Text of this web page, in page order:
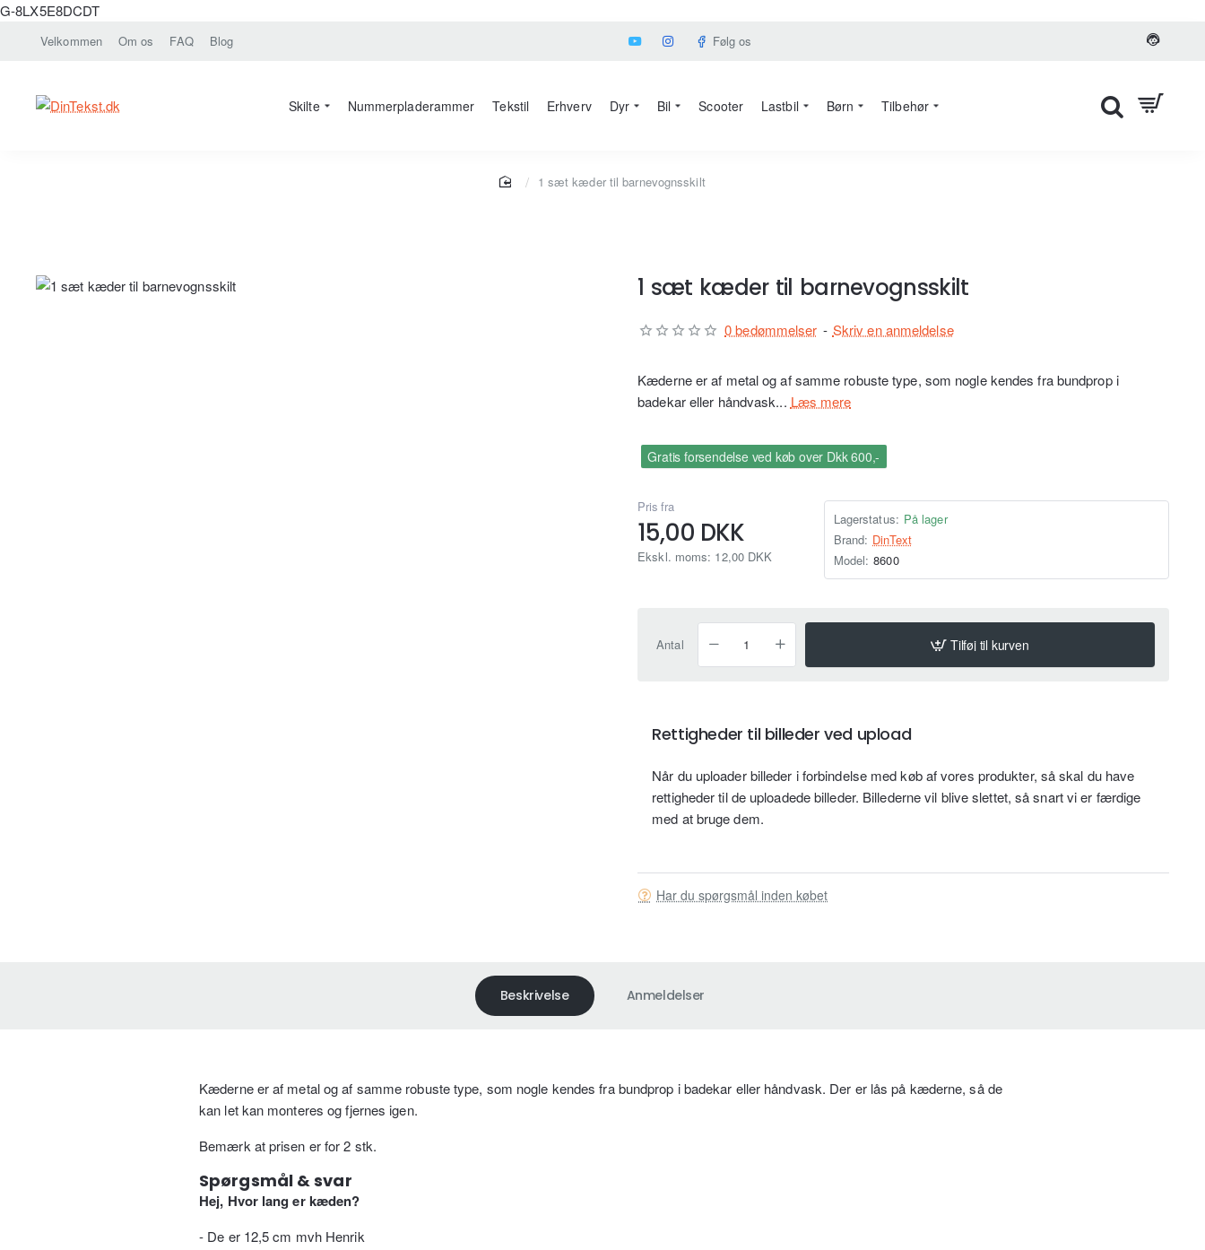
G-8LX5E8DCDT
Velkommen Om os FAQ Blog Følg os
Skilte Nummerpladerammer Tekstil Erhverv Dyr Bil Scooter Lastbil Børn Tilbehør
home1 sæt kæder til barnevognsskilt
1 sæt kæder til barnevognsskilt
Kæderne er af metal og af samme robuste type, som nogle kendes fra bundprop i
badekar eller håndvask... Læs mere
Gratis forsendelse ved køb over Dkk 600,-
0 bedømmelser - Skriv en anmeldelse
Pris fra
15,00 DKK
Ekskl. moms: 12,00 DKK
Lagerstatus: På lager
Brand: DinText
Model: 8600
Antal Tilføj til kurven
Rettigheder til billeder ved upload
Når du uploader billeder i forbindelse med køb af vores produkter, så skal du have
rettigheder til de uploadede billeder. Billederne vil blive slettet, så snart vi er færdige
med at bruge dem.
Har du spørgsmål inden købet
Beskrivelse Anmeldelser
Kæderne er af metal og af samme robuste type, som nogle kendes fra bundprop i badekar eller håndvask. Der er lås på kæderne, så de
kan let kan monteres og fjernes igen.
Bemærk at prisen er for 2 stk.
Spørgsmål & svar
Hej, Hvor lang er kæden?
- De er 12,5 cm mvh Henrik